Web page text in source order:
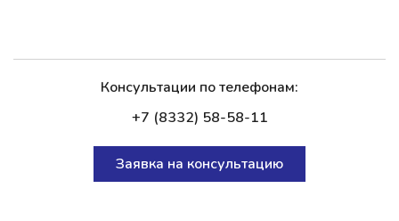
Консультации по телефонам:
+7 (8332) 58-58-11
Заявка на консультацию